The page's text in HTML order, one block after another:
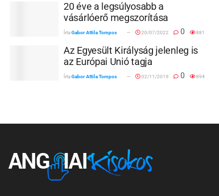
20 éve a legsúlyosabb a
vásárlóerő megszorítása
ÍrtaGabor Attila Tompos 20/07/2022 0 881
Az Egyesült Királyság jelenleg is
az Európai Unió tagja
ÍrtaGabor Attila Tompos 02/11/2019 0 894